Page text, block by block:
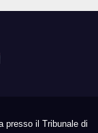
presso il Tribunale di